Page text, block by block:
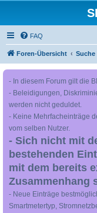
FAQ
Foren-Übersicht Suche
- In diesem Forum gilt die
- Beleidigungen,
werden nicht geduldet.
- Keine Mehrfacheinträge
vom selben Nutzer.
- Sich nicht mit
bestehenden
mit dem bereits
Zusammenhang
- Neue Einträge
Smartmetertyp,